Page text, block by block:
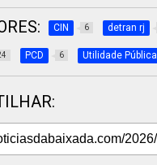
CIN 6 detran rj
PCD 6 Utilidade Pública